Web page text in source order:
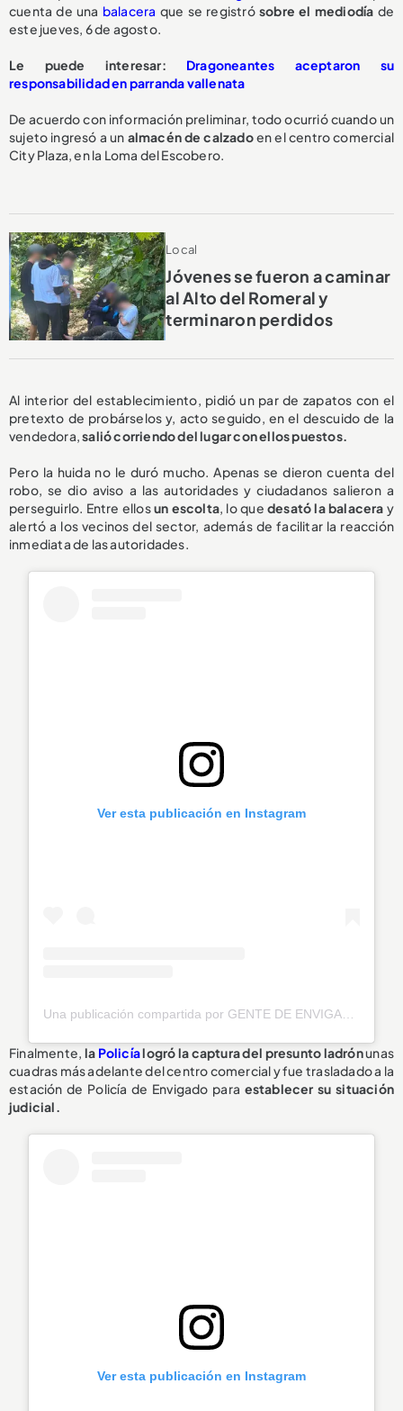
cuenta de una balacera que se registró sobre el mediodía de
este jueves, 6 de agosto.
Le puede interesar: Dragoneantes aceptaron su
responsabilidad en parranda vallenata
De acuerdo con información preliminar, todo ocurrió cuando un
sujeto ingresó a un almacén de calzadoen el centro comercial
City Plaza, en la Loma del Escobero.
Local
Jóvenes se fueron a caminar
al Alto del Romeral y
terminaron perdidos
Al interior del establecimiento, pidió un par de zapatos con el
pretexto de probárselos y, acto seguido, en el descuido de la
vendedora,salió corriendo del lugar con ellos puestos.
Pero la huida no le duró mucho. Apenas se dieron cuenta del
robo, se dio aviso a las autoridades y ciudadanos salieron a
perseguirlo. Entre ellosun escolta, lo que desató la balacera y
alertó a los vecinos del sector, además de facilitar la reacción
inmediata de las autoridades.
Ver esta publicación en Instagram
Finalmente, la Policíalogró la captura del presunto ladrónunas
cuadras más adelante del centro comercial y fue trasladado a la
estación de Policía de Envigado para establecer su situación
judicial.
Ver esta publicación en Instagram